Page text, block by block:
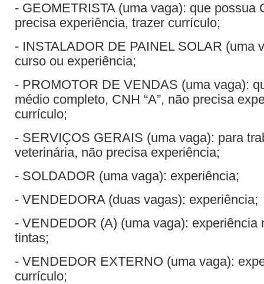
- GEOMETRISTA (uma vaga): que possua
precisa experiência, trazer currículo;
- INSTALADOR DE PAINEL SOLAR (uma
curso ou experiência;
- PROMOTOR DE VENDAS (uma vaga):
médio completo, CNH “A”, não precisa
currículo;
- SERVIÇOS GERAIS (uma vaga): para
veterinária, não precisa experiência;
- SOLDADOR (uma vaga): experiência;
- VENDEDORA (duas vagas): experiência;
- VENDEDOR (A) (uma vaga): experiência
tintas;
- VENDEDOR EXTERNO (uma vaga):
currículo;